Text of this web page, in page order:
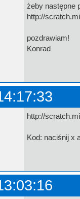
żeby następne
http://
pozdrawiam!
Konrad
http://
Kod: naciśnij